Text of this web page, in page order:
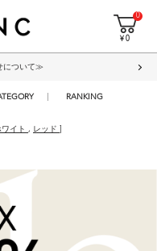
0
¥ 0
について≫
RANKING
ワイト , レッド